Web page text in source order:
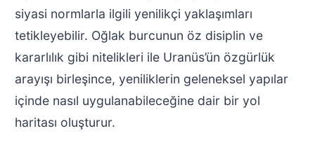
siyasi normlarla ilgili yenilikçi yaklaşımları
tetikleyebilir. Oğlak burcunun öz disiplin ve
kararlılık gibi nitelikleri ile Uranüs’ün özgürlük
arayışı birleşince, yeniliklerin geleneksel yapılar
içinde nasıl uygulanabileceğine dair bir yol
haritası oluşturur.